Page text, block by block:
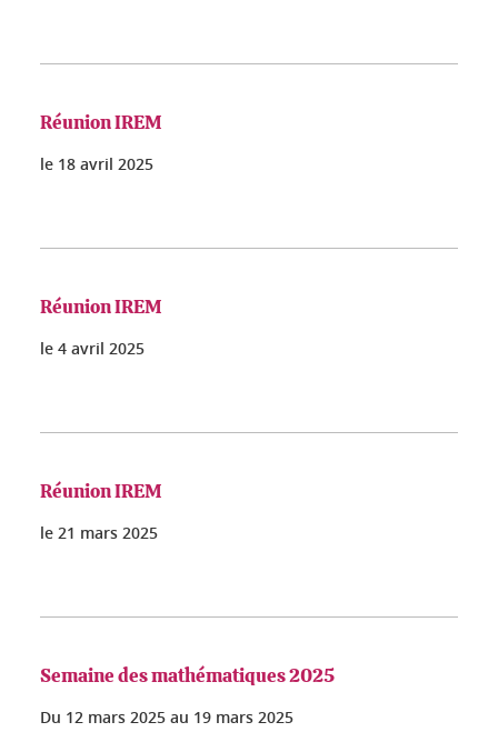
Réunion IREM
le 18 avril 2025
Réunion IREM
le 4 avril 2025
Réunion IREM
le 21 mars 2025
Semaine des mathématiques 2025
Du 12 mars 2025 au 19 mars 2025